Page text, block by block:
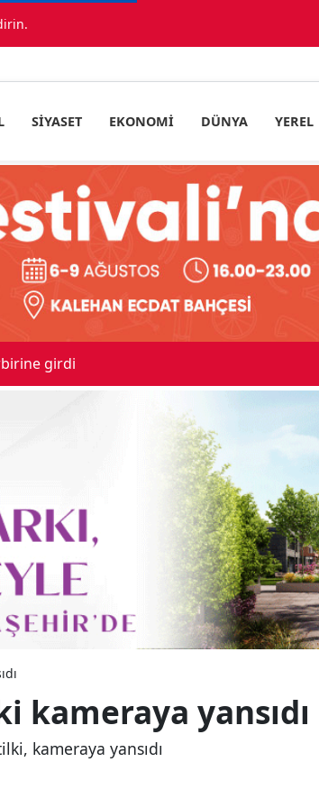
SIYASET EKONOMI DÜNYA YEREL
girdi
kameraya yansıdı
kameraya yansıdı